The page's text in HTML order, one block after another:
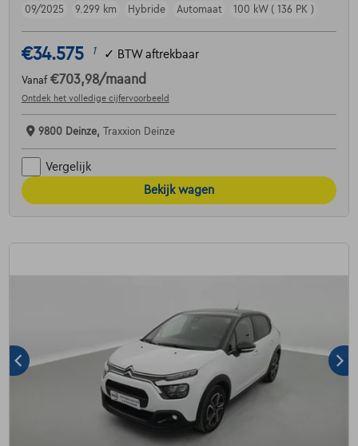
09/2025 9.299 km Hybride Automaat 100 kW ( 136 PK )
€34.575 1 ✓ BTW aftrekbaar
Vanaf €703,98/maand
Ontdek het volledige cijfervoorbeeld
9800 Deinze, Traxxion Deinze
Vergelijk
Bekijk wagen